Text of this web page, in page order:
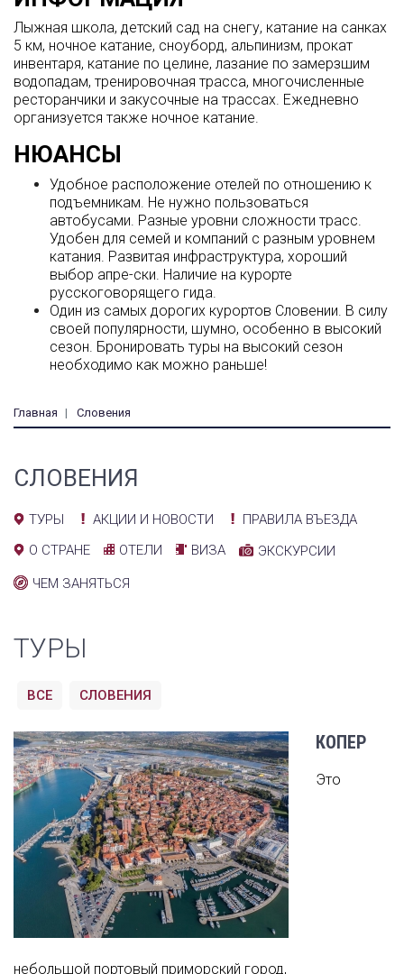
Лыжная школа, детский сад на снегу, катание на санках
5 км, ночное катание, сноуборд, альпинизм, прокат
инвентаря, катание по целине, лазание по замерзшим
водопадам, тренировочная трасса, многочисленные
ресторанчики и закусочные на трассах. Ежедневно
организуется также ночное катание.
НЮАНСЫ
Удобное расположение отелей по отношению к
подъемникам. Не нужно пользоваться
автобусами. Разные уровни сложности трасс.
Удобен для семей и компаний с разным уровнем
катания. Развитая инфраструктура, хороший
выбор апре-ски. Наличие на курорте
русскоговорящего гида.
Один из самых дорогих курортов Словении. В силу
своей популярности, шумно, особенно в высокий
сезон. Бронировать туры на высокий сезон
необходимо как можно раньше!
Главная Словения
СЛОВЕНИЯ
ТУРЫ АКЦИИ И НОВОСТИ
ПРАВИЛА ВЪЕЗДА
О СТРАНЕ
ОТЕЛИ ВИЗА
ЭКСКУРСИИ
ЧЕМ ЗАНЯТЬСЯ
ТУРЫ
ВСЕ СЛОВЕНИЯ
КОПЕР
Это
небольшой портовый приморский город,